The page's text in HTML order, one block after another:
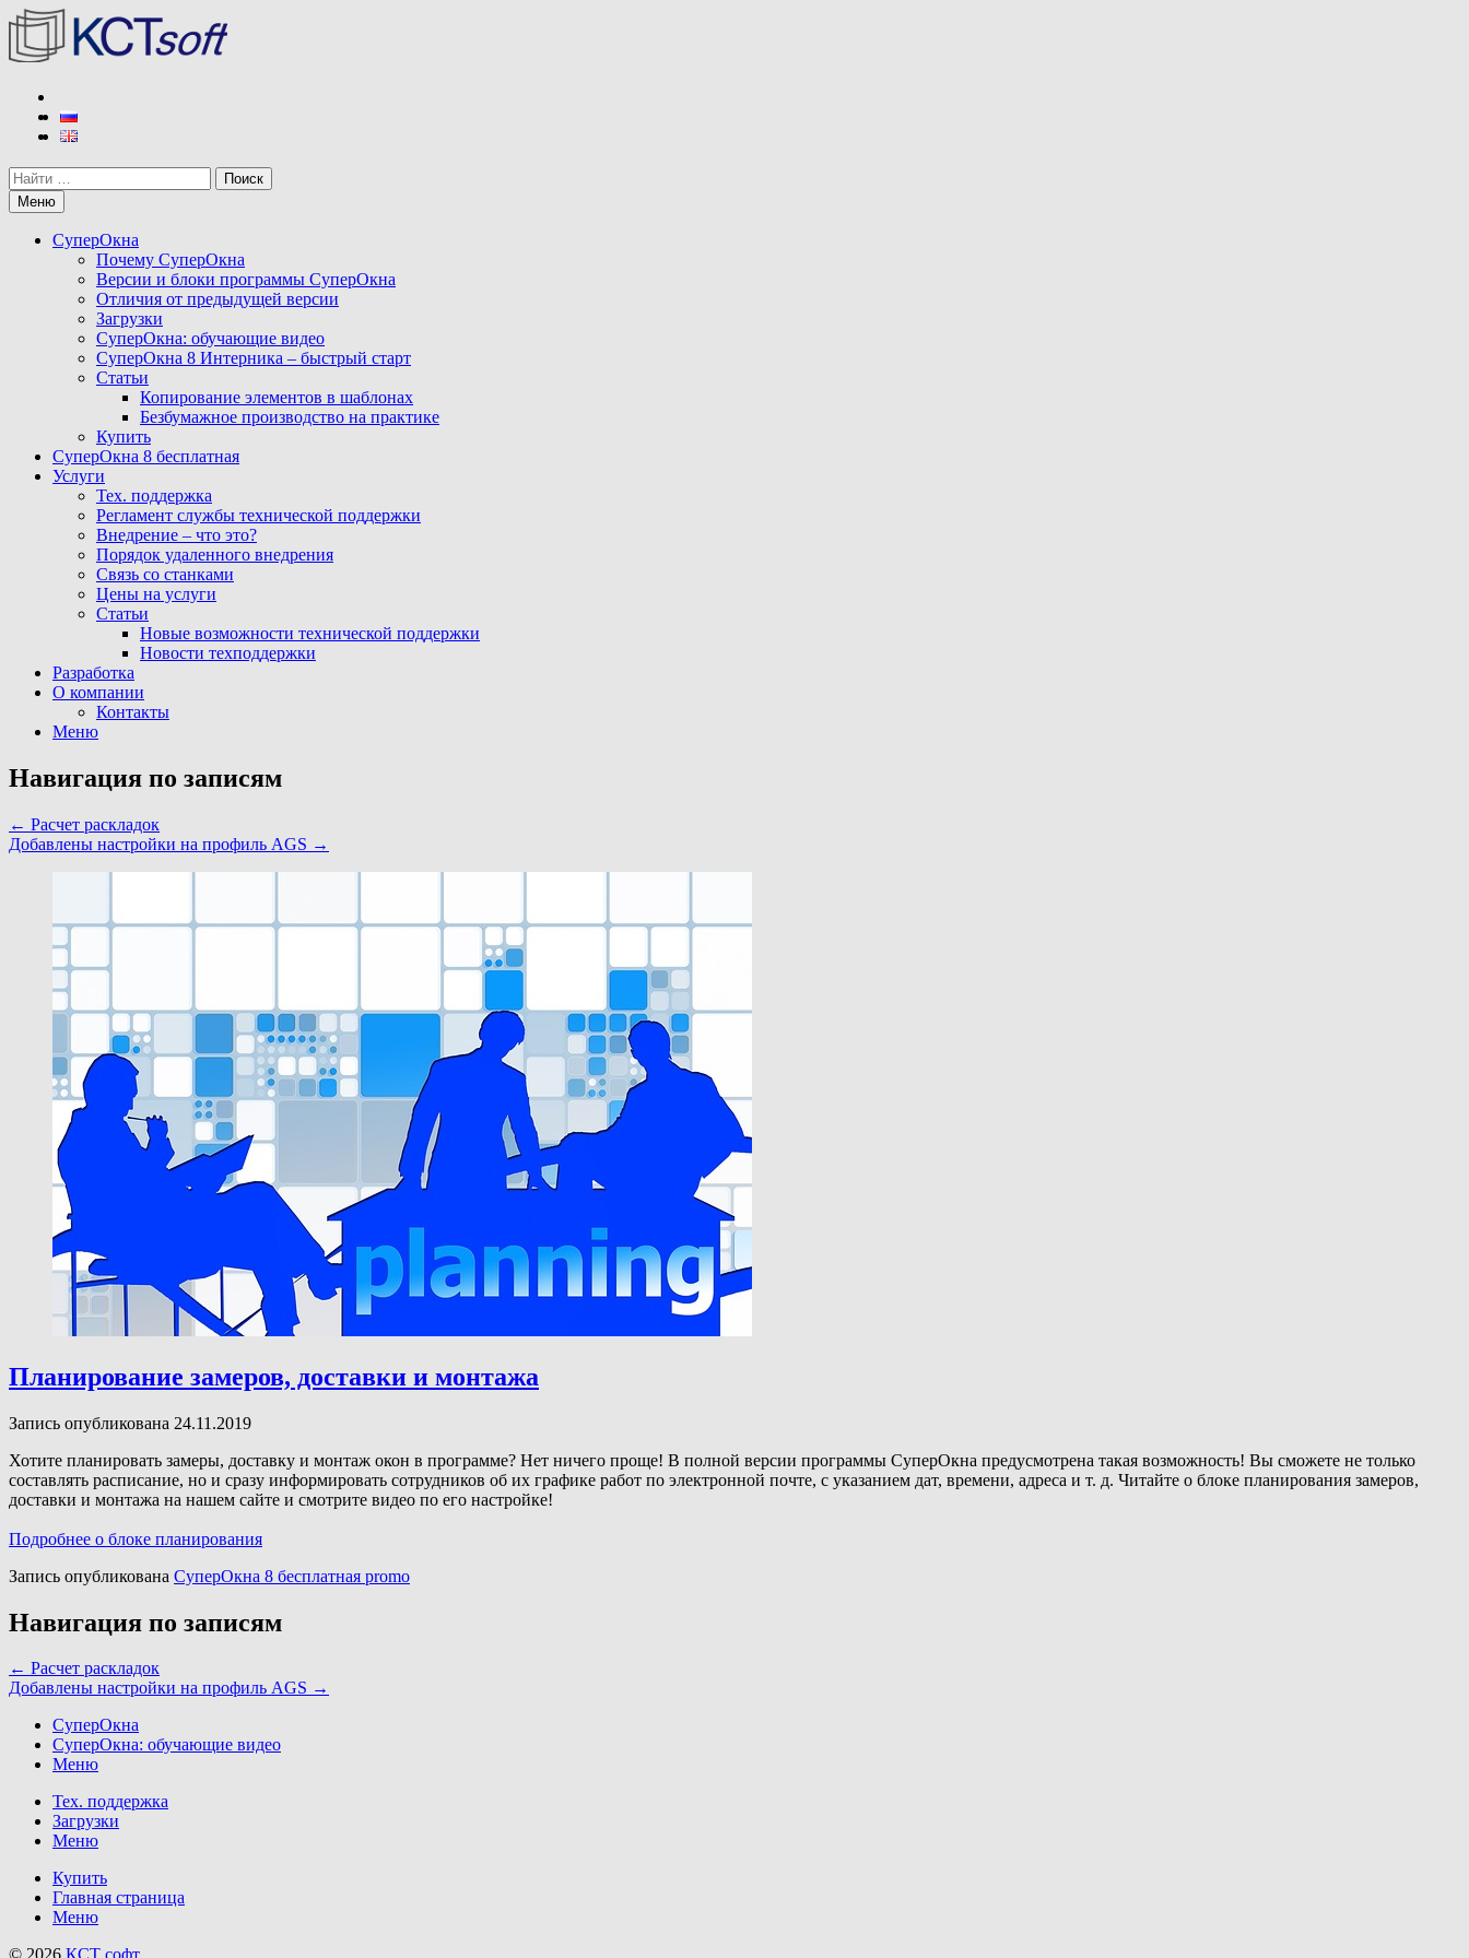
Перейти
содержимому
КСТ софт
Разработчик программы СуперОкна
Поиск
Меню
СуперОкна
Почему СуперОкна
Версии и блоки программы СуперОкна
Отличия от предыдущей версии
Загрузки
СуперОкна: обучающие видео
СуперОкна 8 Интерника – быстрый старт
Статьи
Копирование элементов в шаблонах
Безбумажное производство на практике
Купить
СуперОкна 8 бесплатная
Услуги
Тех. поддержка
Регламент службы технической поддержки
Внедрение – что это?
Порядок удаленного внедрения
Связь со станками
Цены на услуги
Статьи
Новые возможности технической поддержки
Новости техподдержки
Разработка
О компании
Контакты
Меню
Навигация по записям
← Расчет раскладок
Добавлены настройки на профиль AGS →
Планирование замеров, доставки и монтажа
Запись опубликована 24.11.2019
Хотите планировать замеры, доставку и монтаж окон в программе? Нет ничего проще! В полной версии программы СуперОкна предусмотрена такая возможность! Вы сможете не только
составлять расписание, но и сразу информировать сотрудников об их графике работ по электронной почте, с указанием дат, времени, адреса и т. д. Читайте о блоке планирования замеров,
доставки и монтажа на нашем сайте и смотрите видео по его настройке!
Подробнее о блоке планирования
Запись опубликована СуперОкна 8 бесплатная promo
Навигация по записям
← Расчет раскладок
Добавлены настройки на профиль AGS →
СуперОкна
СуперОкна: обучающие видео
Меню
Тех. поддержка
Загрузки
Меню
Купить
Главная страница
Меню